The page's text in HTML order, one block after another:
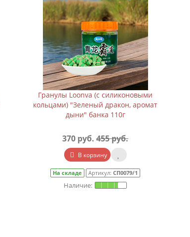
Гранулы Loonva (с силиконовыми
кольцами) "Зеленый дракон, аромат
дыни" банка 110г
370 руб. 455 руб.
В корзину
На складе Артикул: СП0079/1